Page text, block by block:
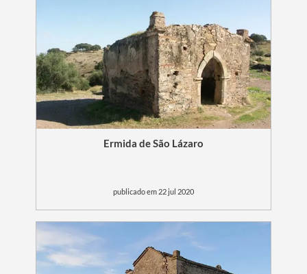
Ermida de São Lázaro
publicado em 22 jul 2020